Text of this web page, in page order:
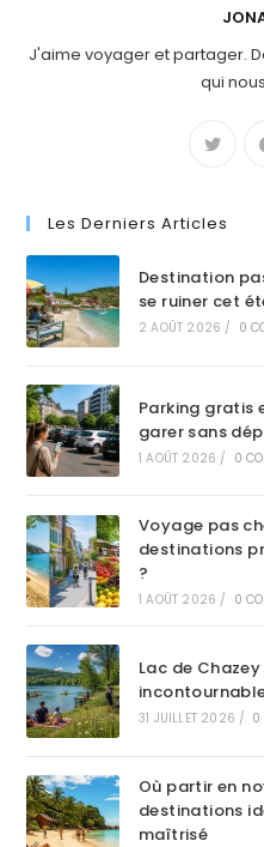
J'aime voyager et partager.
qui
Les Derniers Articles
Destination
se ruiner cet
2 AOÛT 2026 / 0
Parking gratis
garer sans
1 AOÛT 2026 / 0
Voyage pas
destinations
?
1 AOÛT 2026 / 0
Lac de
31 JUILLET 2026 / 0
Où partir en
destinations
maîtrisé